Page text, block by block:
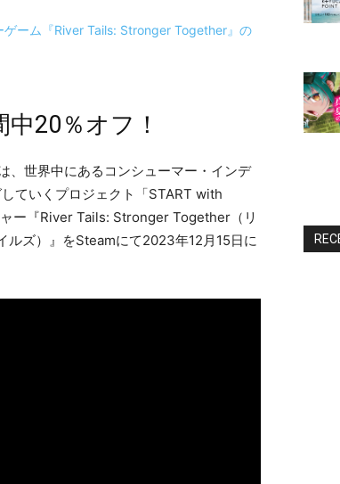
20％オフ！
、世界中にあるコンシューマー・インデ
ていくプロジェクト「START with
ー『River Tails: Stronger Together（リ
ルズ）』をSteamにて2023年12月15日に